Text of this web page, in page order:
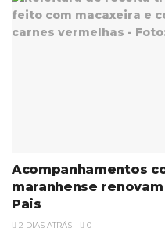
Acompanhamentos
maranhense
Pais
2 DIAS ATRÁS 0